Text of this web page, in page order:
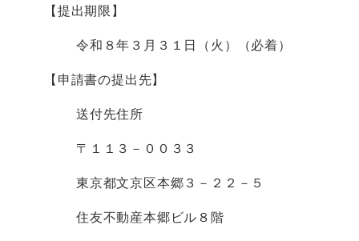
【提出期限】
令和８年３月３１日（火）（必着）
【申請書の提出先】
送付先住所
〒１１３－００３３
東京都文京区本郷３－２２－５
住友不動産本郷ビル８階